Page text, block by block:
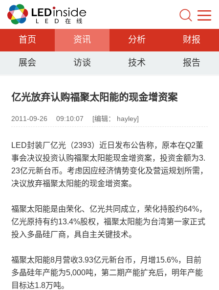
首页 资讯 分析 财报
展会 访谈 技术 报告
亿光放弃认购福聚太阳能的现金增资案
2011-09-26 09:10:07 [编辑： hayley]
LED封装厂亿光（2393）近日发布公告称，原本在Q2董
事会决议投资认购福聚太阳能现金增资案，投资金额为3.
23亿元新台币。考虑因应经济情势变化及营运规划所需，
决议放弃福聚太阳能的现金增资案。
福聚太阳能是由荣化、亿光共同成立，荣化持股约64%，
亿光原持有约13.4%股权，福聚太阳能为台湾第一家正式
投入多晶硅厂商，具自主关键技术。
福聚太阳能8月营收3.93亿元新台币，月增15.6%，目前
多晶硅年产能为5,000吨，第二期产能扩充后，明年产能
目标达1.8万吨。